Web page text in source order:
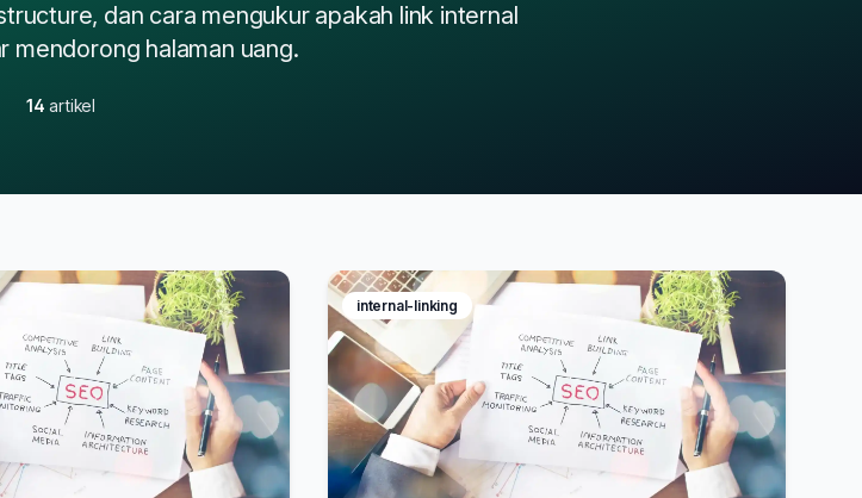
dan cara mengukur apakah link internal
mendorong halaman uang.
14 artikel
internal-linking